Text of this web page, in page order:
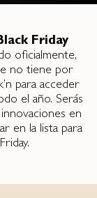
Friday
oficialmente,
no tiene por
para acceder
el año. Serás
en
en la lista para